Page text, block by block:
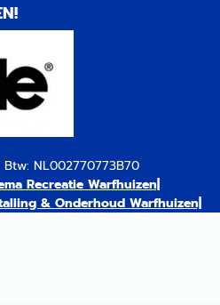
NL002770773B70
Recreatie Warfhuizen|
& Onderhoud Warfhuizen|